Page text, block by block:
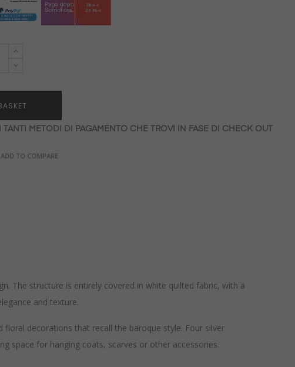
METODI DI PAGAMENTO CHE TROVI IN FASE DI CHECK OUT
ADD TO COMPARE
The structure is entirely covered in white quilted fabric, with a
and texture.
decorations that recall the baroque style. Four silver
space for hanging coats, scarves or other accessories.